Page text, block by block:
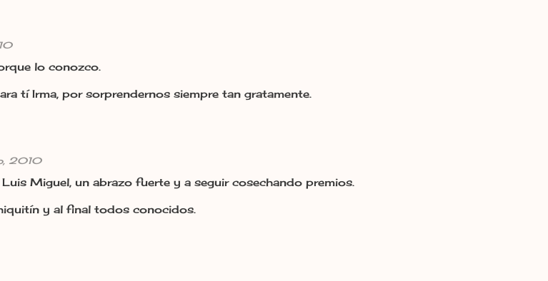
lo conozco.
tí Irma, por sorprendernos siempre tan gratamente.
2010
Miguel, un abrazo fuerte y a seguir cosechando premios.
y al final todos conocidos.